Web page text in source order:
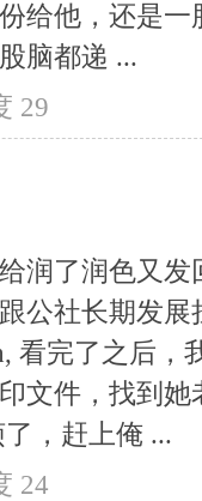
给他，还是
脑都递 ...
29
润了润色又
公社长期发
看完了之后
文件，找到
，赶上俺 ...
24